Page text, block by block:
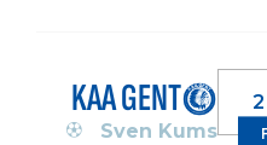
KAA GENT
Sven Kums
2